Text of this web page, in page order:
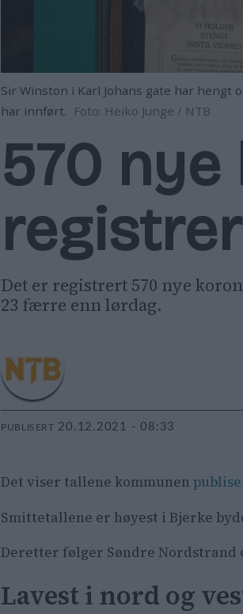
Sir Winston i Karl Johans gate har
har innført. Foto: Heiko Junge / NTB
570
Det er registrert 570 nye
23 færre enn lørdag.
PUBLISERT 20.12.2021 - 08:33
Det viser tallene kommunen
Smittetallene er høyest i Bjerke
Deretter følger Søndre Nordstrand
Lavest i nord og